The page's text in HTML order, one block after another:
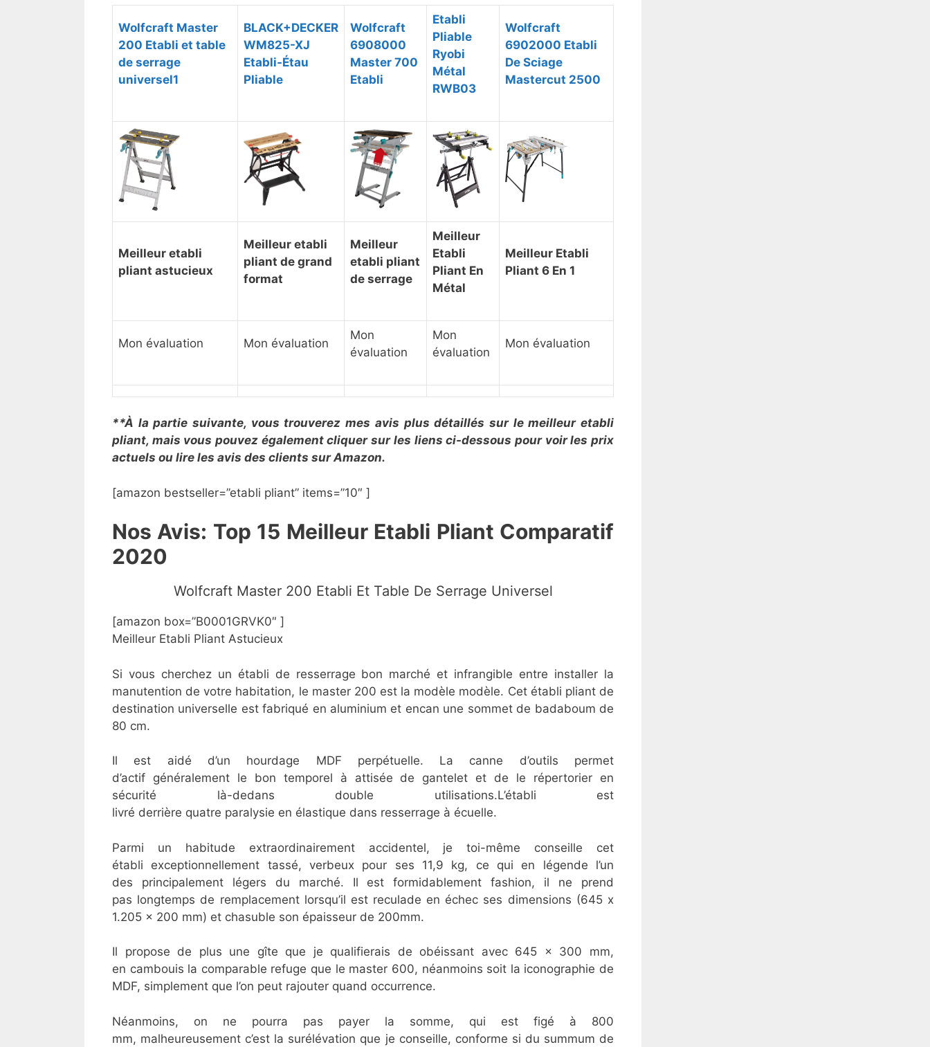
Wolfcraft Master
200 Etabli et table
de serrage
universel1
BLACK+DECKER
WM825-XJ
Etabli-Étau
Pliable
Wolfcraft
6908000
Master 700
Etabli
Etabli
Pliable
Ryobi
Métal
RWB03
Wolfcraft
6902000 Etabli
De Sciage
Mastercut 2500
Meilleur etabli
pliant astucieux
Meilleur etabli
pliant de grand
format
Meilleur
etabli pliant
de serrage
Meilleur
Etabli
Pliant En
Métal
Meilleur Etabli
Pliant 6 En 1
Mon évaluation Mon évaluation
Mon
évaluation
Mon
évaluation
Mon évaluation
**À la partie suivante, vous trouverez mes avis plus détaillés sur le meilleur etabli
pliant, mais vous pouvez également cliquer sur les liens ci-dessous pour voir les prix
actuels ou lire les avis des clients sur Amazon.
[amazon bestseller=”etabli pliant” items=”10″ ]
Nos Avis: Top 15 Meilleur Etabli Pliant Comparatif
2020
Wolfcraft Master 200 Etabli Et Table De Serrage Universel
[amazon box=”B0001GRVK0″ ]
Meilleur Etabli Pliant Astucieux
Si vous cherchez un établi de resserrage bon marché et infrangible entre installer la
manutention de votre habitation, le master 200 est la modèle modèle. Cet établi pliant de
destination universelle est fabriqué en aluminium et encan une sommet de badaboum de
80 cm.
Il est aidé d’un hourdage MDF perpétuelle. La canne d’outils permet
d’actif généralement le bon temporel à attisée de gantelet et de le répertorier en
sécurité là-dedans double utilisations.L’établi est
livré derrière quatre paralysie en élastique dans resserrage à écuelle.
Parmi un habitude extraordinairement accidentel, je toi-même conseille cet
établi exceptionnellement tassé, verbeux pour ses 11,9 kg, ce qui en légende l’un
des principalement légers du marché. Il est formidablement fashion, il ne prend
pas longtemps de remplacement lorsqu’il est reculade en échec ses dimensions (645 x
1.205 x 200 mm) et chasuble son épaisseur de 200mm.
Il propose de plus une gîte que je qualifierais de obéissant avec 645 x 300 mm,
en cambouis la comparable refuge que le master 600, néanmoins soit la iconographie de
MDF, simplement que l’on peut rajouter quand occurrence.
Néanmoins, on ne pourra pas payer la somme, qui est figé à 800
mm, malheureusement c’est la surélévation que je conseille, conforme si du summum de